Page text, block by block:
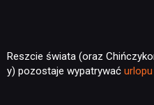
Reszcie świata (oraz
y) pozostaje wypatrywać